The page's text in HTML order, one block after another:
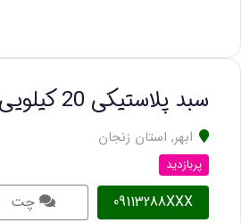
سبد پلاستیکی 20 کیلویی زیتون طارم
ابهر, استان زنجان
پربازدید
09113288XXX چت